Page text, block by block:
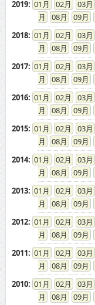
2018: 01 02 03
08
09
2017: 01 02 03
08
09
2016: 01 02 03
08
09
2015: 01 02 03
08
09
2014: 01 02 03
08
09
2013: 01 02 03
08
09
2012: 01 02 03
08
09
2011: 01 02 03
08
09
2010: 01 02 03
08
09
2009: 01 02 03
08
09